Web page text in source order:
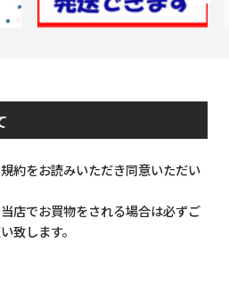
約をお読みいただき同意いただい
店でお買物をされる場合は必ずご
致します。